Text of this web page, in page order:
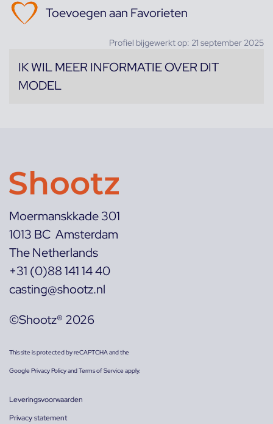
Toevoegen aan Favorieten
Profiel bijgewerkt op: 21 september 2025
IK WIL MEER INFORMATIE OVER DIT
MODEL
Moermanskkade 301
1013 BC Amsterdam
The Netherlands
+31 (0)88 141 14 40
casting@shootz.nl
©Shootz® 2026
This site is protected by reCAPTCHA and the
GooglePrivacy PolicyandTerms of Serviceapply.
Leveringsvoorwaarden
Privacy statement